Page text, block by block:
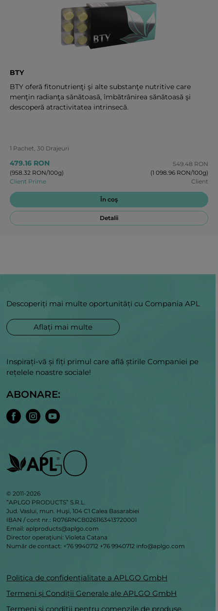
BTY
BTY oferă fitonutrienţi şi alte substanţe nutritive care
menţin radianţa sănătoasă, îmbătrânirea sănătoasă şi
descoperă atractivitatea intrinsecă.
1 Pachet, 30 Drajeuri
479.16 RON
(958.32 RON/100g)
Client Prime
549.48 RON
(1 098.96 RON/100g)
Client
În coş
Detalii
Descoperiți mai multe oportunități cu Compania APL
Aflați mai multe
Inspirați-vă și fiți primul care află știrile Companiei pe
rețelele noastre sociale!
ABONARE:
© 2011-2026
”APLGO PRODUCTS” S.R.L.
Jud. Vaslui, mun. Huşi, 104 C1 Calea Basarabiei
IBAN / cont nr.: R076RNCB0261163413720001
Email: aplproducts@aplgo.com
Director operaţiuni: Violeta Сatana
Număr de contact: +76 9940712 +76 9940712 info@aplgo.com
Politica de confidențialitate a APLGO GmbH
Termeni și Condiții Generale ale APLGO GmbH
Termeni și condiții pentru comenzile de produse,